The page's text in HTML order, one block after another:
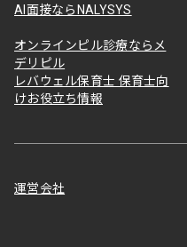
AI面接ならNALYSYS
オンラインピル診療ならメ
デリピル
レバウェル保育士 保育士向
けお役立ち情報
運営会社